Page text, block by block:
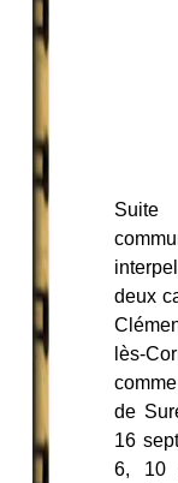
deux
lès-
de
16
6, 10